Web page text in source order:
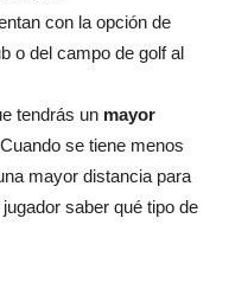
con la opción de
o del campo de golf al
tendrás un mayor
se tiene menos
mayor distancia para
saber qué tipo de